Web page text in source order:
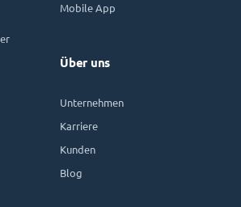
Mobile App
Über uns
Unternehmen
Karriere
Kunden
Blog